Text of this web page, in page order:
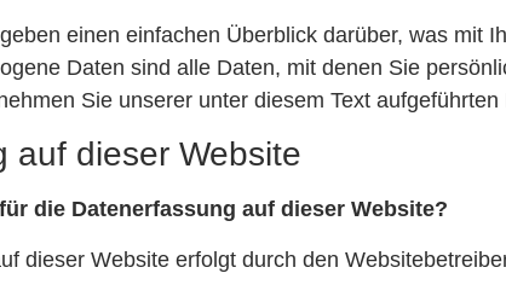
einen einfachen Überblick darüber, was mit
Daten sind alle Daten, mit denen Sie
Sie unserer unter diesem Text
auf dieser Website
die Datenerfassung auf dieser Website?
dieser Website erfolgt durch den